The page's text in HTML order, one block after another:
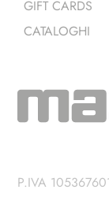
GIFT CARDS
CATALOGHI
P.IVA